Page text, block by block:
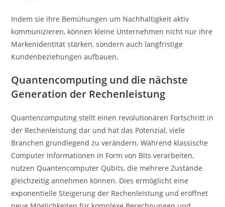
Indem sie ihre Bemühungen um Nachhaltigkeit aktiv
kommunizieren, können kleine Unternehmen nicht nur ihre
Markenidentität stärken, sondern auch langfristige
Kundenbeziehungen aufbauen.
Quantencomputing und die nächste
Generation der Rechenleistung
Quantencomputing stellt einen revolutionären Fortschritt in
der Rechenleistung dar und hat das Potenzial, viele
Branchen grundlegend zu verändern. Während klassische
Computer Informationen in Form von Bits verarbeiten,
nutzen Quantencomputer Qubits, die mehrere Zustände
gleichzeitig annehmen können. Dies ermöglicht eine
exponentielle Steigerung der Rechenleistung und eröffnet